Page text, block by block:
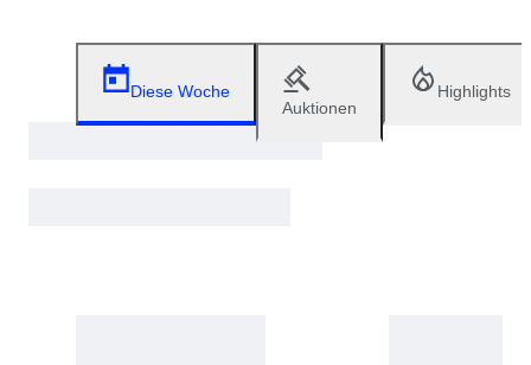
Diese Woche
Auktionen
Highlights